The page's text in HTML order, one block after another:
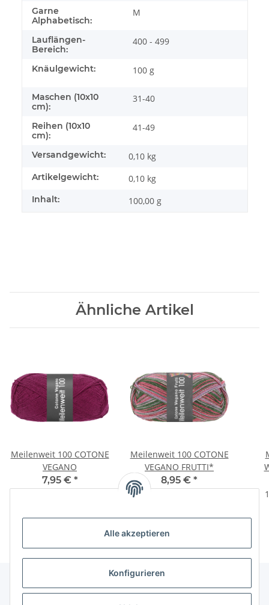
Alle akzeptieren
Konfigurieren
Garne
Alphabetisch:
M
Lauflängen-
Bereich:
400 - 499
Knäulgewicht: 100 g
Maschen (10x10
cm):
31-40
Reihen (10x10
cm):
41-49
Versandgewicht: 0,10 kg
Artikelgewicht: 0,10 kg
Inhalt: 100,00 g
Ähnliche Artikel
Meilenweit 100 COTONE
VEGANO
7,95 € *
Meilenweit 100 COTONE
VEGANO FRUTTI*
8,95 € *